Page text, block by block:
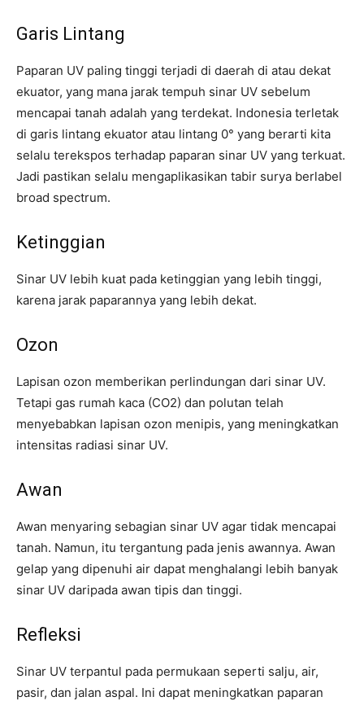
Garis Lintang
Paparan UV paling tinggi terjadi di daerah di atau dekat
ekuator, yang mana jarak tempuh sinar UV sebelum
mencapai tanah adalah yang terdekat. Indonesia terletak
di garis lintang ekuator atau lintang 0° yang berarti kita
selalu terekspos terhadap paparan sinar UV yang terkuat.
Jadi pastikan selalu mengaplikasikan tabir surya berlabel
broad spectrum.
Ketinggian
Sinar UV lebih kuat pada ketinggian yang lebih tinggi,
karena jarak paparannya yang lebih dekat.
Ozon
Lapisan ozon memberikan perlindungan dari sinar UV.
Tetapi gas rumah kaca (CO2) dan polutan telah
menyebabkan lapisan ozon menipis, yang meningkatkan
intensitas radiasi sinar UV.
Awan
Awan menyaring sebagian sinar UV agar tidak mencapai
tanah. Namun, itu tergantung pada jenis awannya. Awan
gelap yang dipenuhi air dapat menghalangi lebih banyak
sinar UV daripada awan tipis dan tinggi.
Refleksi
Sinar UV terpantul pada permukaan seperti salju, air,
pasir, dan jalan aspal. Ini dapat meningkatkan paparan